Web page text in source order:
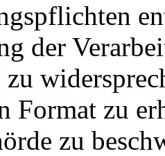
der
Format zu
zu